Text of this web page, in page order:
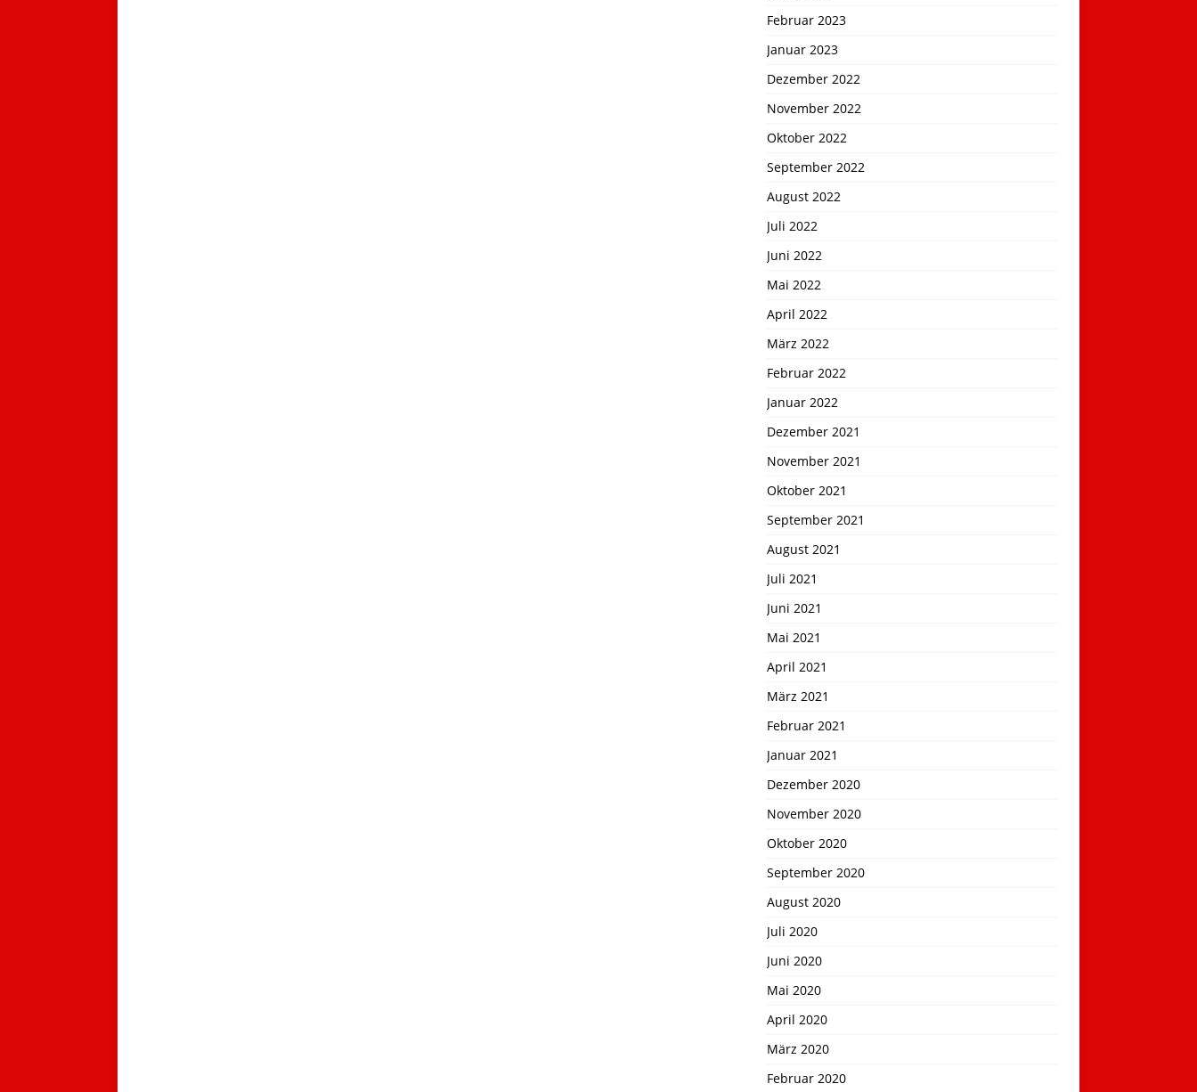
Februar 2023
Januar 2023
Dezember 2022
November 2022
Oktober 2022
September 2022
August 2022
Juli 2022
Juni 2022
Mai 2022
April 2022
März 2022
Februar 2022
Januar 2022
Dezember 2021
November 2021
Oktober 2021
September 2021
August 2021
Juli 2021
Juni 2021
Mai 2021
April 2021
März 2021
Februar 2021
Januar 2021
Dezember 2020
November 2020
Oktober 2020
September 2020
August 2020
Juli 2020
Juni 2020
Mai 2020
April 2020
März 2020
Februar 2020